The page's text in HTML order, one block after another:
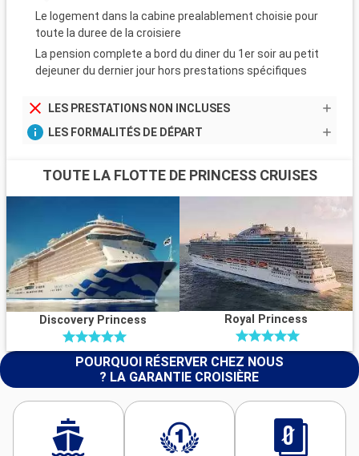
Le logement dans la cabine prealablement choisie pour
toute la duree de la croisiere
La pension complete a bord du diner du 1er soir au petit
dejeuner du dernier jour hors prestations spécifiques
LES PRESTATIONS NON INCLUSES
LES FORMALITÉS DE DÉPART
TOUTE LA FLOTTE DE PRINCESS CRUISES
Discovery Princess Royal Princess
POURQUOI RÉSERVER CHEZ NOUS
? LA GARANTIE CROISIÈRE